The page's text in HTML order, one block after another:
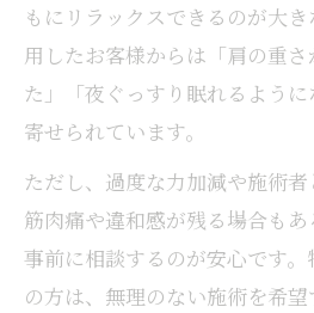
もにリラックスできるのが大
用したお客様からは「肩の重
た」「夜ぐっすり眠れるよう
寄せられています。
ただし、過度な力加減や施術者
筋肉痛や違和感が残る場合も
事前に相談するのが安心です
の方は、無理のない施術を希